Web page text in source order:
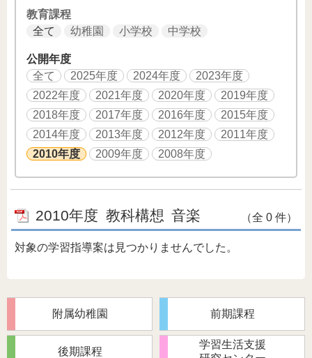
教育課程
全て
幼稚園 小学校 中学校
公開年度
全て
2025年度 2024年度
2023年度
2022年度
2021年度 2020年度
2019年度
2018年度
2017年度 2016年度
2015年度
2014年度
2013年度 2012年度
2011年度
2010年度
2009年度 2008年度
2010年度 教科構想 音楽 （全 0 件）
対象の学習指導案は見つかりませんでした。
附属幼稚園 前期課程
後期課程
学習生活支援